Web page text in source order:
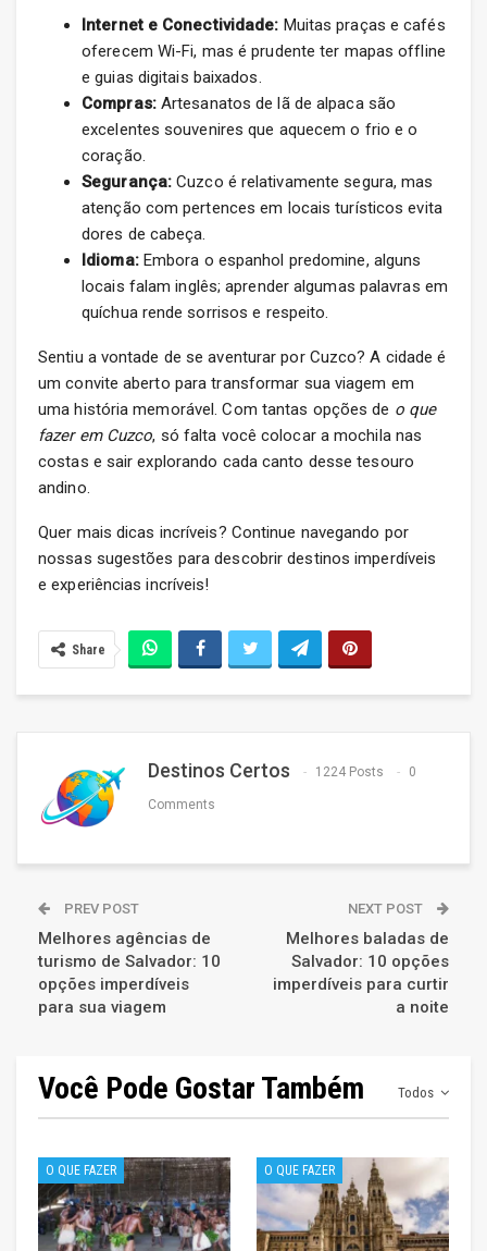
Internet e Conectividade: Muitas praças e cafés
oferecem Wi-Fi, mas é prudente ter mapas offline
e guias digitais baixados.
Compras:Artesanatos de lã de alpaca são
excelentes souvenires que aquecem o frio e o
coração.
Segurança: Cuzco é relativamente segura, mas
atenção com pertences em locais turísticos evita
dores de cabeça.
Idioma:Embora o espanhol predomine, alguns
locais falam inglês; aprender algumas palavras em
quíchua rende sorrisos e respeito.
Sentiu a vontade de se aventurar por Cuzco? A cidade é
um convite aberto para transformar sua viagem em
uma história memorável. Com tantas opções de o que
fazer em Cuzco, só falta você colocar a mochila nas
costas e sair explorando cada canto desse tesouro
andino.
Quer mais dicas incríveis? Continue navegando por
nossas sugestões para descobrir destinos imperdíveis
e experiências incríveis!
Share
Destinos Certos 1224 Posts 0
Comments
PREV POST
Melhores agências de
turismo de Salvador: 10
opções imperdíveis
para sua viagem
NEXT POST
Melhores baladas de
Salvador: 10 opções
imperdíveis para curtir
a noite
Todos
Você Pode Gostar Também
O QUE FAZER O QUE FAZER